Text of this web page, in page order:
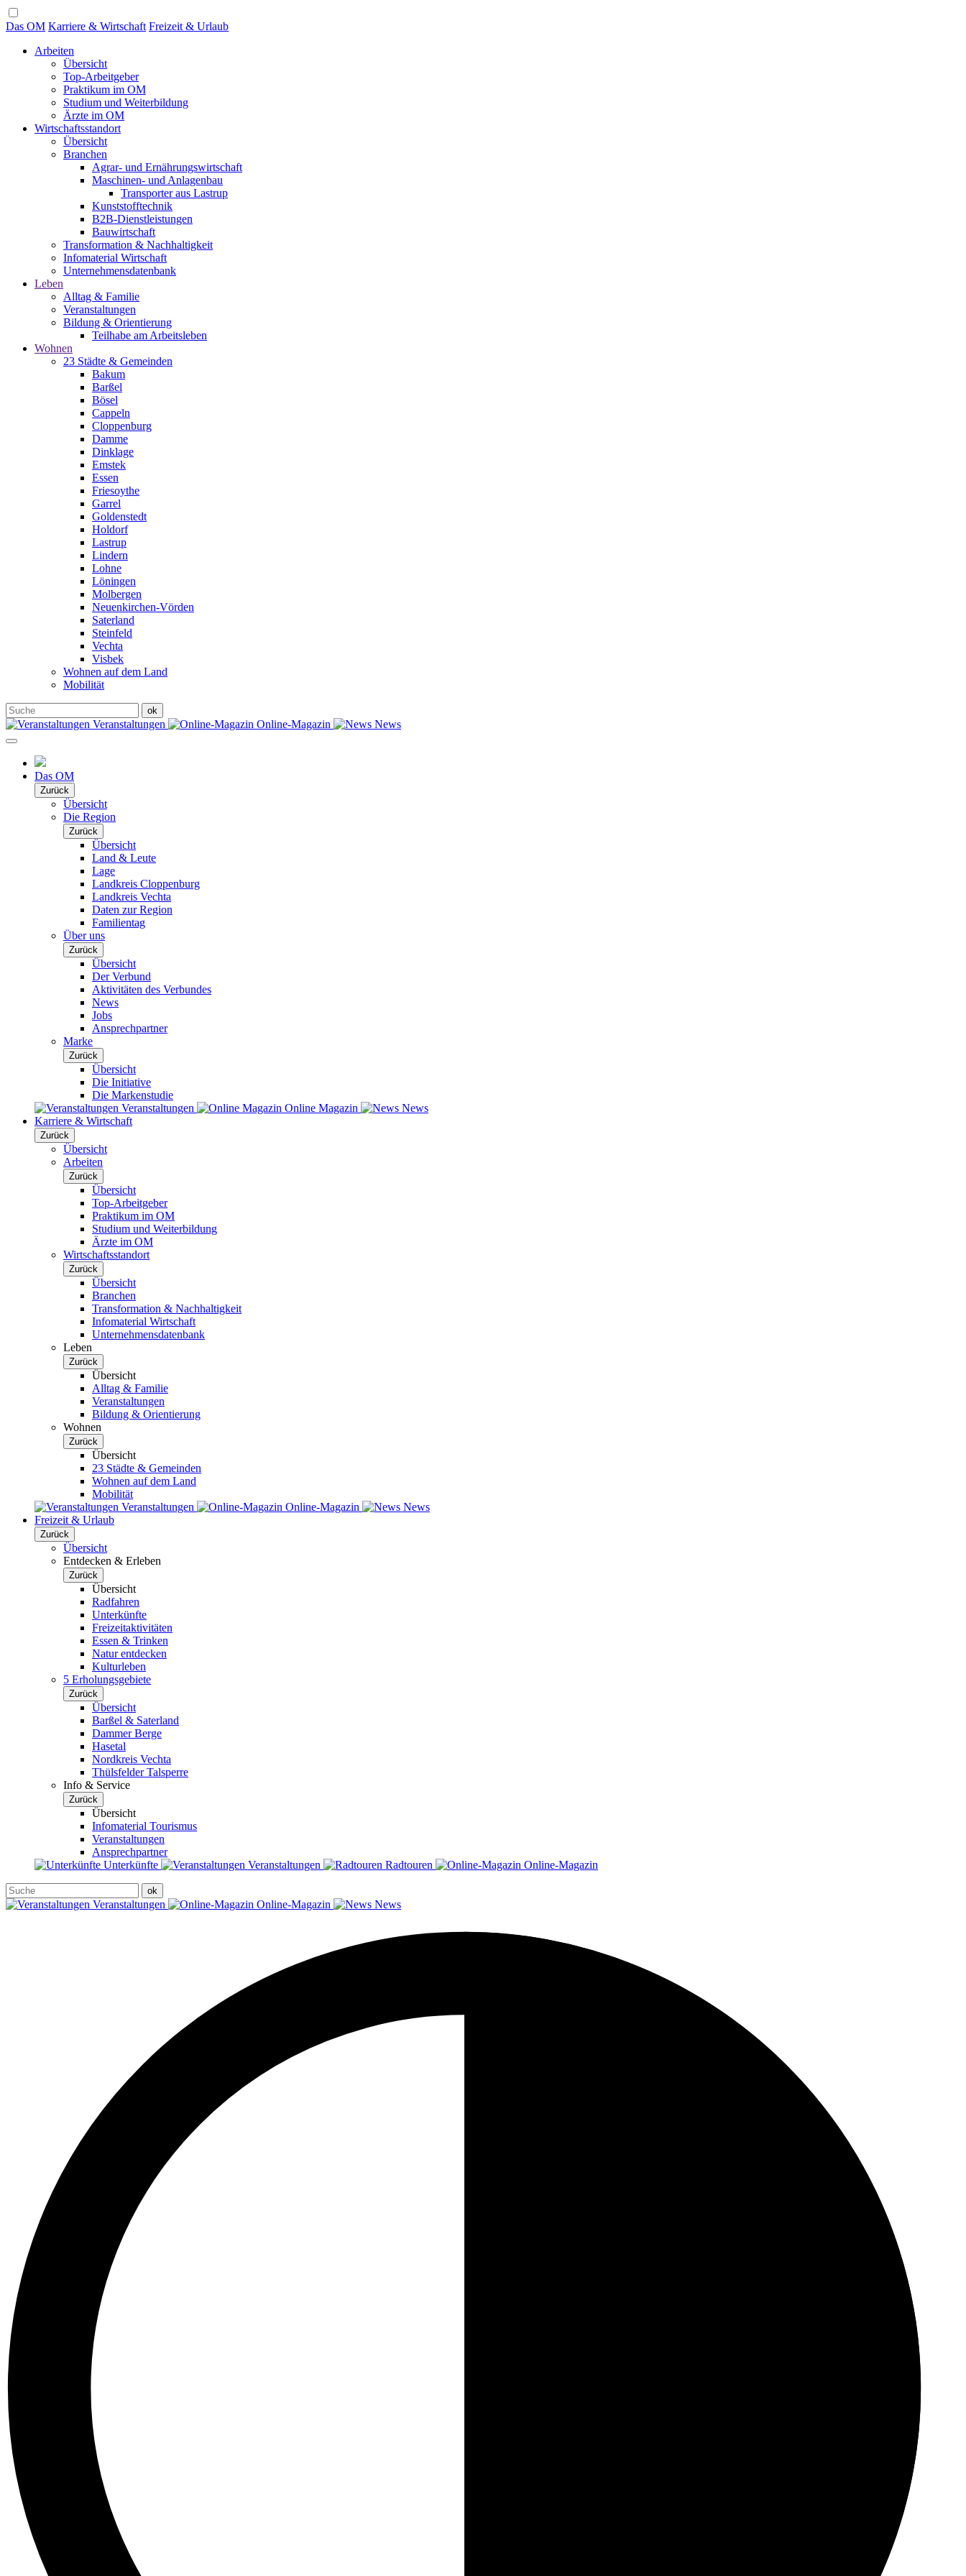
Das OM Karriere & Wirtschaft Freizeit & Urlaub
Arbeiten
Übersicht
Top-Arbeitgeber
Praktikum im OM
Studium und Weiterbildung
Ärzte im OM
Wirtschaftsstandort
Übersicht
Branchen
Agrar- und Ernährungswirtschaft
Maschinen- und Anlagenbau
Transporter aus Lastrup
Kunststofftechnik
B2B-Dienstleistungen
Bauwirtschaft
Transformation & Nachhaltigkeit
Infomaterial Wirtschaft
Unternehmensdatenbank
Leben
Alltag & Familie
Veranstaltungen
Bildung & Orientierung
Teilhabe am Arbeitsleben
Wohnen
23 Städte & Gemeinden
Bakum
Barßel
Bösel
Cappeln
Cloppenburg
Damme
Dinklage
Emstek
Essen
Friesoythe
Garrel
Goldenstedt
Holdorf
Lastrup
Lindern
Lohne
Löningen
Molbergen
Neuenkirchen-Vörden
Saterland
Steinfeld
Vechta
Visbek
Wohnen auf dem Land
Mobilität
Veranstaltungen Online-Magazin News
Das OM
Zurück
Übersicht
Die Region
Zurück
Übersicht
Land & Leute
Lage
Landkreis Cloppenburg
Landkreis Vechta
Daten zur Region
Familientag
Über uns
Zurück
Übersicht
Der Verbund
Aktivitäten des Verbundes
News
Jobs
Ansprechpartner
Marke
Zurück
Übersicht
Die Initiative
Die Markenstudie
Veranstaltungen
Online Magazin
News
Karriere & Wirtschaft
Zurück
Übersicht
Arbeiten
Zurück
Übersicht
Top-Arbeitgeber
Praktikum im OM
Studium und Weiterbildung
Ärzte im OM
Wirtschaftsstandort
Zurück
Übersicht
Branchen
Transformation & Nachhaltigkeit
Infomaterial Wirtschaft
Unternehmensdatenbank
Leben
Zurück
Übersicht
Alltag & Familie
Veranstaltungen
Bildung & Orientierung
Wohnen
Zurück
Übersicht
23 Städte & Gemeinden
Wohnen auf dem Land
Mobilität
Veranstaltungen
Online-Magazin
News
Freizeit & Urlaub
Zurück
Übersicht
Entdecken & Erleben
Zurück
Übersicht
Radfahren
Unterkünfte
Freizeitaktivitäten
Essen & Trinken
Natur entdecken
Kulturleben
5 Erholungsgebiete
Zurück
Übersicht
Barßel & Saterland
Dammer Berge
Hasetal
Nordkreis Vechta
Thülsfelder Talsperre
Info & Service
Zurück
Übersicht
Infomaterial Tourismus
Veranstaltungen
Ansprechpartner
Unterkünfte
Veranstaltungen Radtouren Online-Magazin
Veranstaltungen Online-Magazin News